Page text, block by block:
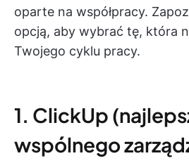
oparte na współpracy.
opcją, aby wybrać tę, która
Twojego cyklu pracy.
1. ClickUp
wspólnego